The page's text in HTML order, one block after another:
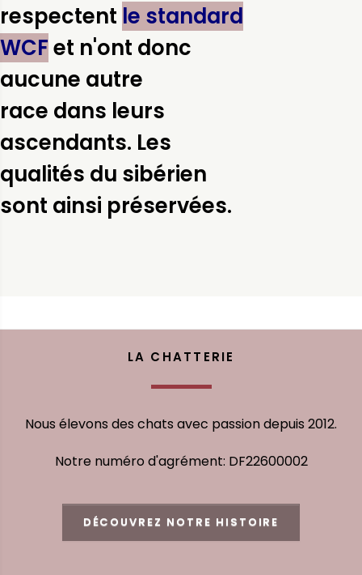
respectent le standard
WCFet n'ont donc
aucune autre
race dans leurs
ascendants. Les
qualités du sibérien
sont ainsi préservées.
LA CHATTERIE
Nous élevons des chats avec passion depuis 2012.
Notre numéro d'agrément: DF22600002
DÉCOUVREZ NOTRE HISTOIRE